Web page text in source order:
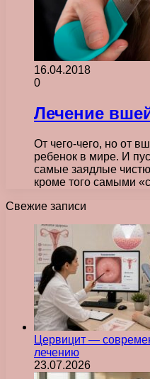
16.04.2018
0
Лечение
От чего-чего, но от
ребенок в мире. И
самые заядлые
кроме того самыми
Свежие записи
Цервицит —
лечению
23.07.2026